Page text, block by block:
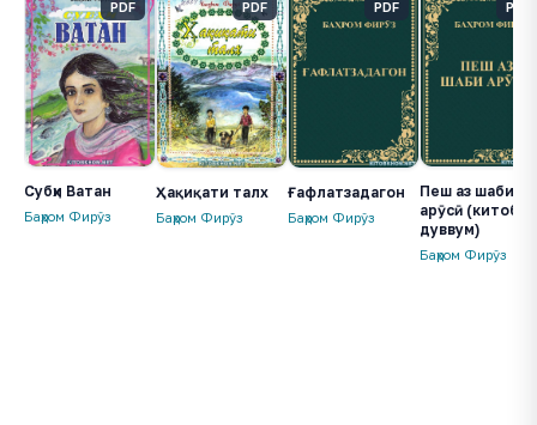
PDF
Субҳи Ватан
Баҳром Фирӯз
PDF
Ҳақиқати талх
Баҳром Фирӯз
PDF
Ғафлатзадагон
Баҳром Фирӯз
PDF
Пеш аз шаби
арӯсӣ (китоби
дуввум)
Баҳром Фирӯз